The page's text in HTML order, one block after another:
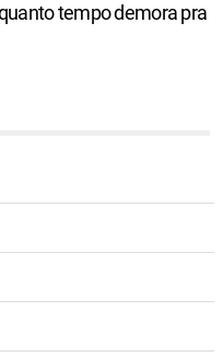
tempo demora pra